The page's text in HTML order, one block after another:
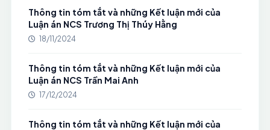
Thông tin tóm tắt và những Kết luận mới của
Luận án NCS Trương Thị Thúy Hằng
18/11/2024
Thông tin tóm tắt và những Kết luận mới của
Luận án NCS Trần Mai Anh
17/12/2024
Thông tin tóm tắt và những Kết luận mới của